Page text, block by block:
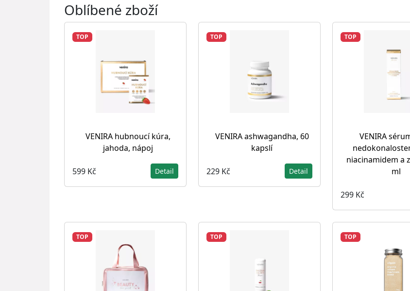
Oblíbené zboží
TOP
VENIRA hubnoucí kúra,
jahoda, nápoj
599 Kč Detail
TOP
VENIRA ashwagandha, 60
kapslí
229 Kč Detail
TOP
VENIRA
niacinamidem a
ml
299 Kč
TOP TOP TOP